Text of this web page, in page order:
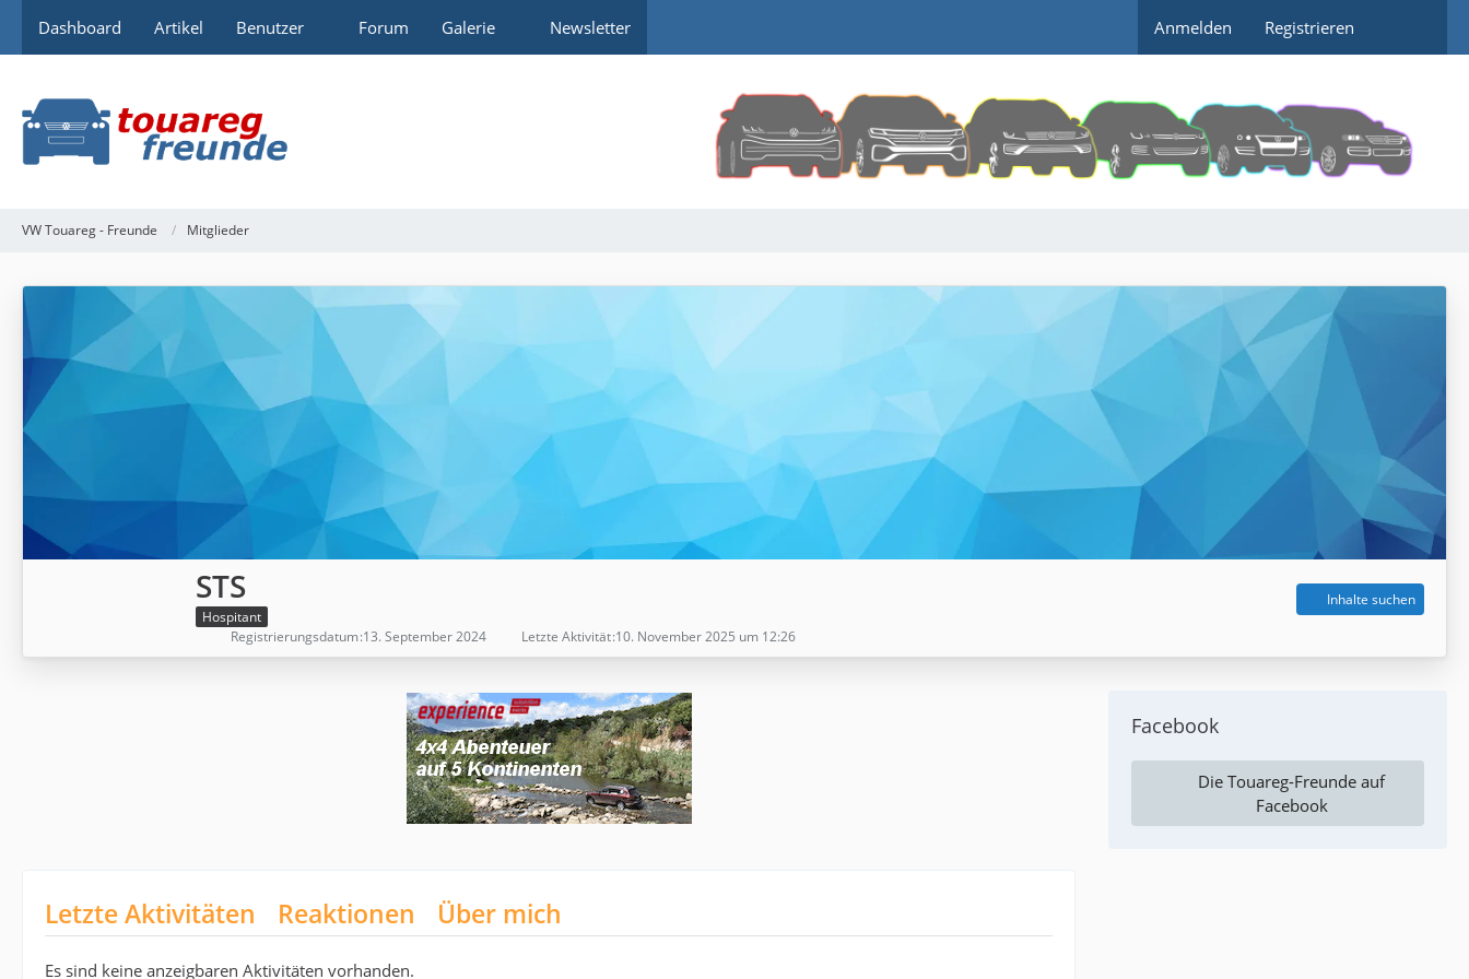
Dashboard Artikel Benutzer Forum Galerie Newsletter Anmelden Registrieren
VW Touareg - Freunde Mitglieder
STS
Hospitant
Inhalte suchen
Registrierungsdatum 13. September 2024 Letzte Aktivität 10. November 2025 um 12:26
Letzte Aktivitäten Reaktionen Über mich
Es sind keine anzeigbaren Aktivitäten vorhanden.
Facebook
Die Touareg-Freunde auf
Facebook